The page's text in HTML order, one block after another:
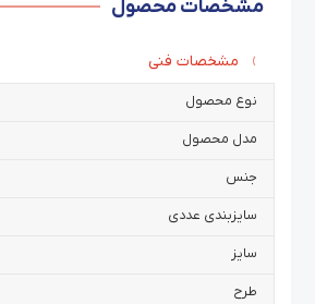
مشخصات محصول
مشخصات فنی
نوع محصول
مدل محصول
جنس
سایزبندی عددی
سایز
طرح